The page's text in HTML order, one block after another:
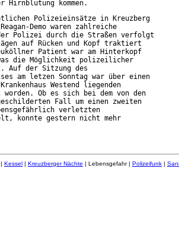
kommen.
Polizeieinsätze in Kreuzberg
Demo waren zahlreiche
der Polizei durch die Straßen verfolgt
auf Rücken und Kopf traktiert
Patient war am Hinterkopf
die Möglichkeit polizeilicher
Auf der Sitzung des
am letzen Sonntag war über einen
Westend liegenden
Ob es sich bei dem von den
Fall um einen zweiten
verletzten
konnte gestern nicht mehr
| Kessel | Kreuzberger Nächte | Lebensgefahr | Polizeifunk | Sani